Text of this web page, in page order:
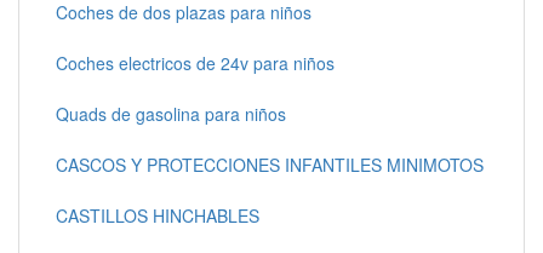
Coches de dos plazas para niños
Coches electricos de 24v para niños
Quads de gasolina para niños
CASCOS Y PROTECCIONES INFANTILES MINIMOTOS
CASTILLOS HINCHABLES